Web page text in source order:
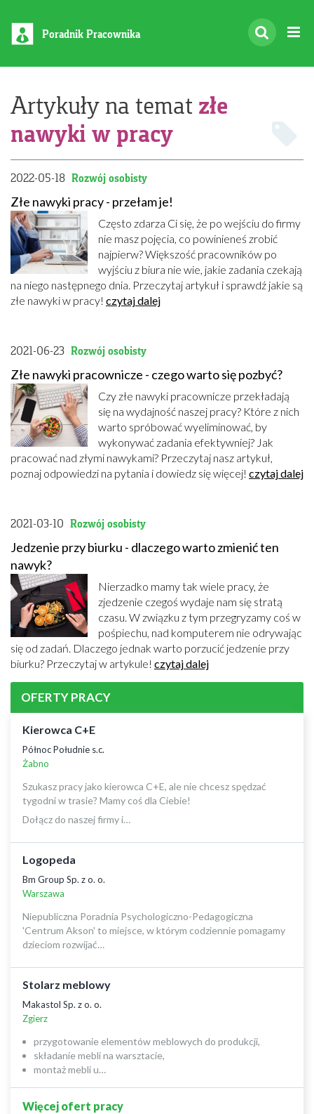
Poradnik Pracownika
Artykuły na temat złe
nawyki w pracy
2022-05-18 Rozwój osobisty
Złe nawyki pracy - przełam je!
Często zdarza Ci się, że po wejściu do firmy
nie masz pojęcia, co powinieneś zrobić
najpierw? Większość pracowników po
wyjściu z biura nie wie, jakie zadania czekają
na niego następnego dnia. Przeczytaj artykuł i sprawdź jakie są
złe nawyki w pracy! czytaj dalej
2021-06-23 Rozwój osobisty
Złe nawyki pracownicze - czego warto się pozbyć?
Czy złe nawyki pracownicze przekładają
się na wydajność naszej pracy? Które z nich
warto spróbować wyeliminować, by
wykonywać zadania efektywniej? Jak
pracować nad złymi nawykami? Przeczytaj nasz artykuł,
poznaj odpowiedzi na pytania i dowiedz się więcej! czytaj dalej
2021-03-10 Rozwój osobisty
Jedzenie przy biurku - dlaczego warto zmienić ten
nawyk?
Nierzadko mamy tak wiele pracy, że
zjedzenie czegoś wydaje nam się stratą
czasu. W związku z tym przegryzamy coś w
pośpiechu, nad komputerem nie odrywając
się od zadań. Dlaczego jednak warto porzucić jedzenie przy
biurku? Przeczytaj w artykule! czytaj dalej
OFERTY PRACY
Kierowca C+E
Północ Południe s.c.
Żabno
Szukasz pracy jako kierowca C+E, ale nie chcesz spędzać
tygodni w trasie? Mamy coś dla Ciebie!
Dołącz do naszej firmy i…
Logopeda
Bm Group Sp. z o. o.
Warszawa
Niepubliczna Poradnia Psychologiczno-Pedagogiczna
'Centrum Akson' to miejsce, w którym codziennie pomagamy
dzieciom rozwijać…
Stolarz meblowy
Makastol Sp. z o. o.
Zgierz
przygotowanie elementów meblowych do produkcji,
składanie mebli na warsztacie,
montaż mebli u…
Więcej ofert pracy